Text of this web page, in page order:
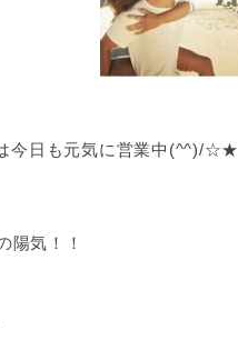
今日も元気に営業中(^^)/☆★
陽気！！